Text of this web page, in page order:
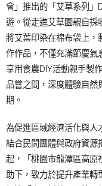
會」推出的「艾草系列」
遊。從走進艾草園親自採
將艾葉印染在棉布袋上，
作作品，不僅充滿節慶氣
享用食農DIY活動親手製
品嘗之間，深度體驗自然
期。
為促進區域經濟活化與人
結合民間團體與政府資源
起，「桃園市龍潭區高原
助下，致力於提升產業轉